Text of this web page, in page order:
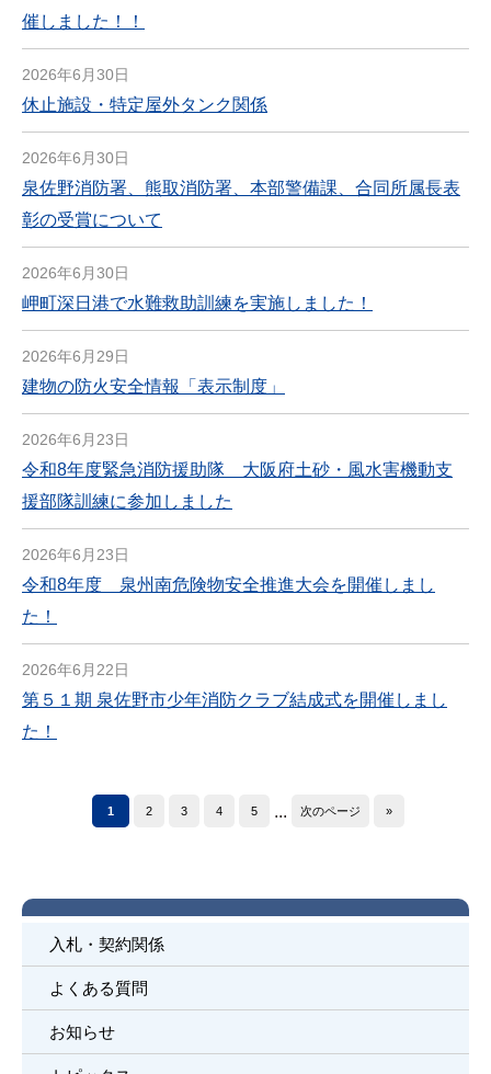
催しました！！
2026年6月30日
休止施設・特定屋外タンク関係
2026年6月30日
泉佐野消防署、熊取消防署、本部警備課、合同所属長表
彰の受賞について
2026年6月30日
岬町深日港で水難救助訓練を実施しました！
2026年6月29日
建物の防火安全情報「表示制度」
2026年6月23日
令和8年度緊急消防援助隊 大阪府土砂・風水害機動支
援部隊訓練に参加しました
2026年6月23日
令和8年度 泉州南危険物安全推進大会を開催しまし
た！
2026年6月22日
第５１期 泉佐野市少年消防クラブ結成式を開催しまし
た！
1 2 3 4 5 ... 次のページ »
入札・契約関係
よくある質問
お知らせ